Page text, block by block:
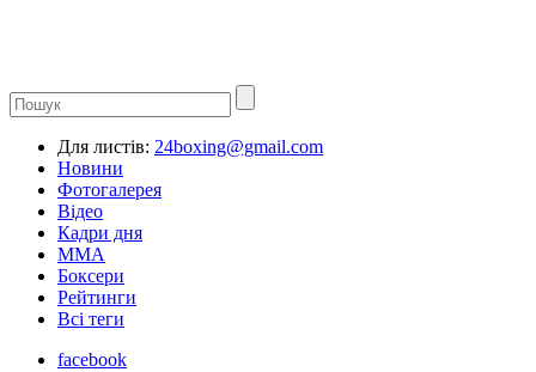
Для листів: 24boxing@gmail.com
Новини
Фотогалерея
Відео
Кадри дня
ММА
Боксери
Рейтинги
Всі теги
facebook